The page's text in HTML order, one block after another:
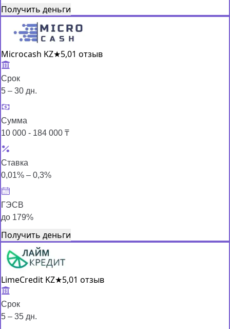
Получить деньги
Microcash KZ★5,01 отзыв
Срок
5 – 30 дн.
Сумма
10 000 - 184 000 ₸
Ставка
0,01% – 0,3%
ГЭСВ
до 179%
Получить деньги
LimeCredit KZ★5,01 отзыв
Срок
5 – 35 дн.